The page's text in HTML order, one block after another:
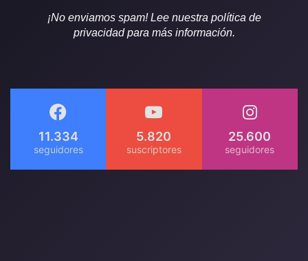
¡No enviamos spam! Lee nuestra política de
privacidad para más información.
11.334 5.820 25.600